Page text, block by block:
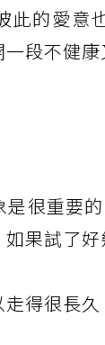
此的愛意
段不健
是很重要
果試了
得很長